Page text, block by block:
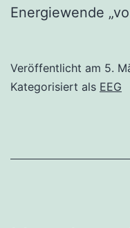
Energiewende
Veröffentlicht am 5.
Kategorisiert als EEG